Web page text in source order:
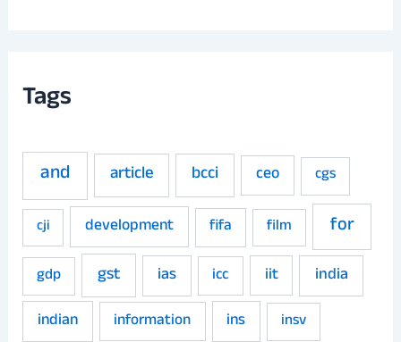
Tags
and article bcci ceo cgs
cji development fifa film for
gdp gst ias icc iit
india
indian
information ins
insv